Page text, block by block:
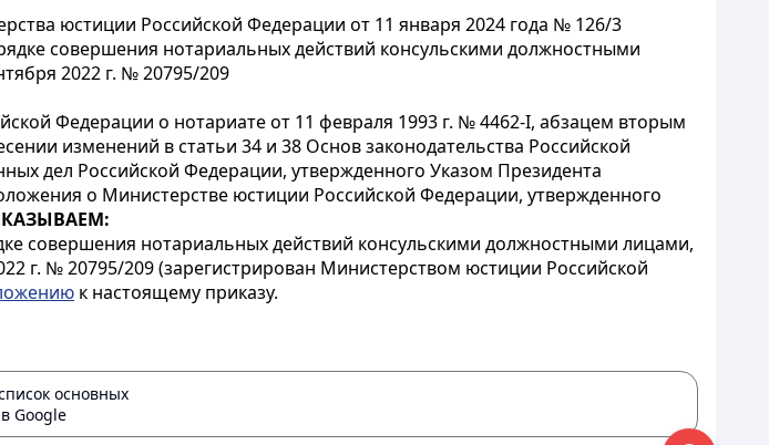
юстиции Российской Федерации от 11 января 2024 года № 126/3
совершения нотариальных действий консульскими должностными
2022 г. № 20795/209
Федерации о нотариате от 11 февраля 1993 г. № 4462-I, абзацем вторым
изменений в статьи 34 и 38 Основ законодательства Российской
дел Российской Федерации, утвержденного Указом Президента
о Министерстве юстиции Российской Федерации, утвержденного
совершения нотариальных действий консульскими должностными лицами,
г. № 20795/209 (зарегистрирован Министерством юстиции Российской
к настоящему приказу.
основных
Google